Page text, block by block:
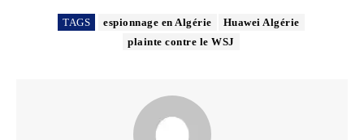
TAGS espionnage en Algérie
Huawei Algérie
plainte contre le WSJ